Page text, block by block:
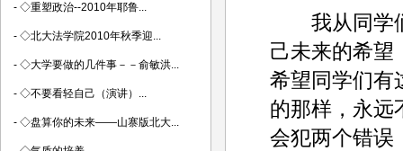
我从同学们
己未来的希望
希望同学们有
的那样，永远
会犯两个错误
- ◇重塑政治--2010年耶鲁...
- ◇北大法学院2010年秋季迎...
- ◇大学要做的几件事－－俞敏洪...
- ◇不要看轻自己（演讲）...
- ◇盘算你的未来——山寨版北大...